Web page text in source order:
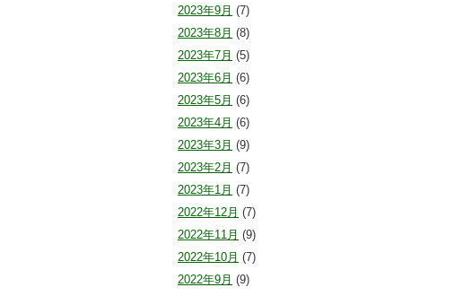
2023年9月 (7)
2023年8月 (8)
2023年7月 (5)
2023年6月 (6)
2023年5月 (6)
2023年4月 (6)
2023年3月 (9)
2023年2月 (7)
2023年1月 (7)
2022年12月 (7)
2022年11月 (9)
2022年10月 (7)
2022年9月 (9)